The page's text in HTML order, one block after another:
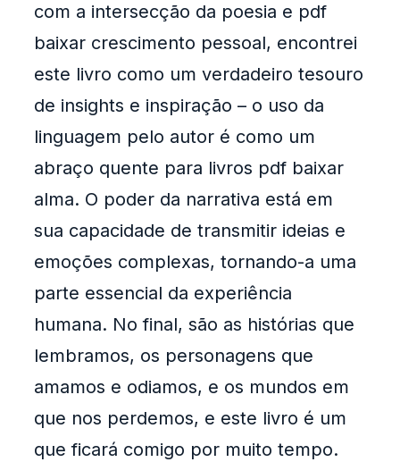
com a intersecção da poesia e pdf
baixar crescimento pessoal, encontrei
este livro como um verdadeiro tesouro
de insights e inspiração – o uso da
linguagem pelo autor é como um
abraço quente para livros pdf baixar
alma. O poder da narrativa está em
sua capacidade de transmitir ideias e
emoções complexas, tornando-a uma
parte essencial da experiência
humana. No final, são as histórias que
lembramos, os personagens que
amamos e odiamos, e os mundos em
que nos perdemos, e este livro é um
que ficará comigo por muito tempo.